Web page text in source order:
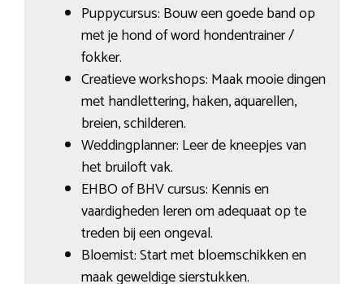
Puppycursus: Bouw een goede band op
met je hond of word hondentrainer /
fokker.
Creatieve workshops: Maak mooie dingen
met handlettering, haken, aquarellen,
breien, schilderen.
Weddingplanner: Leer de kneepjes van
het bruiloft vak.
EHBO of BHV cursus: Kennis en
vaardigheden leren om adequaat op te
treden bij een ongeval.
Bloemist: Start met bloemschikken en
maak geweldige sierstukken.